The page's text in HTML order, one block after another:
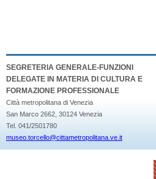
SEGRETERIA GENERALE-FUNZIONI
DELEGATE IN MATERIA DI CULTURA E
FORMAZIONE PROFESSIONALE
Città metropolitana di Venezia
San Marco 2662, 30124 Venezia
Tel. 041/2501780
museo.torcello@cittametropolitana.ve.it